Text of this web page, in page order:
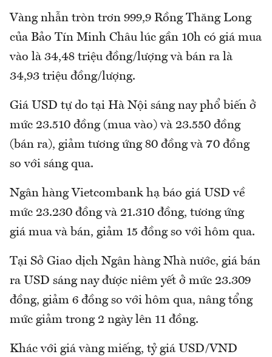
Vàng nhẫn tròn trơn 999,9 Rồng Thăng Long
của Bảo Tín Minh Châu lúc gần 10h có giá mua
vào là 34,48 triệu đồng/lượng và bán ra là
34,93 triệu đồng/lượng.
Giá USD tự do tại Hà Nội sáng nay phổ biến ở
mức 23.510 đồng (mua vào) và 23.550 đồng
(bán ra), giảm tương ứng 80 đồng và 70 đồng
so với sáng qua.
Ngân hàng Vietcombank hạ báo giá USD về
mức 23.230 đồng và 21.310 đồng, tương ứng
giá mua và bán, giảm 15 đồng so với hôm qua.
Tại Sở Giao dịch Ngân hàng Nhà nước, giá bán
ra USD sáng nay được niêm yết ở mức 23.309
đồng, giảm 6 đồng so với hôm qua, nâng tổng
mức giảm trong 2 ngày lên 11 đồng.
Khác với giá vàng miếng, tỷ giá USD/VND